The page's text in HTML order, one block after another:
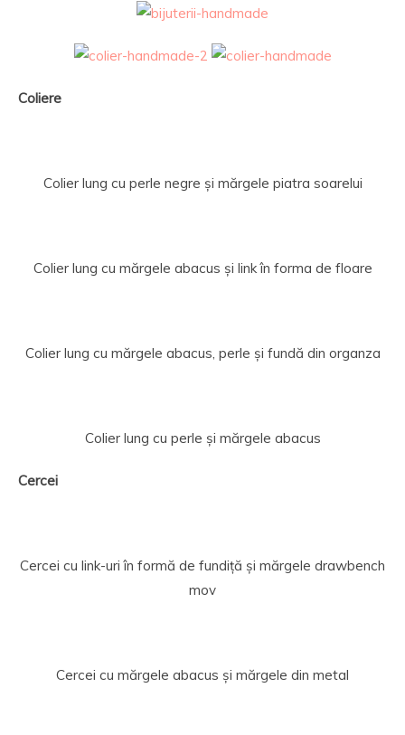
Coliere
Colier lung cu perle negre și mărgele piatra soarelui
Colier lung cu mărgele abacus și link în forma de floare
Colier lung cu mărgele abacus, perle și fundă din organza
Colier lung cu perle și mărgele abacus
Cercei
Cercei cu link-uri în formă de fundiță și mărgele drawbench
mov
Cercei cu mărgele abacus și mărgele din metal